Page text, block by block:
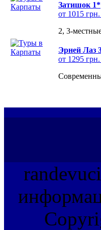
Затишок 1*
от 1015
2, 3-
Эрней Лаз
от 1295